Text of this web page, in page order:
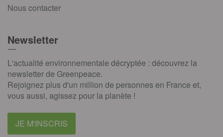
Nous contacter
Newsletter
L'actualité environnementale décryptée : découvrez la
newsletter de Greenpeace.
Rejoignez plus d'un million de personnes en France et,
vous aussi, agissez pour la planète !
JE M'INSCRIS